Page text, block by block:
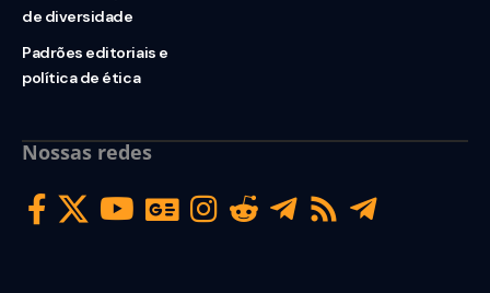
de diversidade
Padrões editoriais e
política de ética
Nossas redes